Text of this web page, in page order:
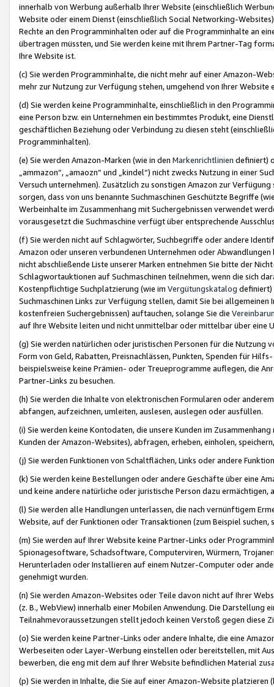
innerhalb von Werbung außerhalb Ihrer Website (einschließlich
Website oder einem Dienst (einschließlich Social Networking-
Rechte an den Programminhalten oder auf die Programminhalte an
übertragen müssten, und Sie werden keine mit Ihrem Partner-Tag
Ihre Website ist.
(c) Sie werden Programminhalte, die nicht mehr auf einer Amazon-
mehr zur Nutzung zur Verfügung stehen, umgehend von Ihrer
(d) Sie werden keine Programminhalte, einschließlich in den
eine Person bzw. ein Unternehmen ein bestimmtes Produkt, eine
geschäftlichen Beziehung oder Verbindung zu diesen steht
Programminhalten).
(e) Sie werden Amazon-Marken (wie in den Markenrichtlinien definiert)
„ammazon“, „amaozn“ und „kindel“) nicht zwecks Nutzung in einer
Versuch unternehmen). Zusätzlich zu sonstigen Amazon zur
sorgen, dass von uns benannte Suchmaschinen Geschützte Begriffe
Werbeinhalte im Zusammenhang mit Suchergebnissen verwendet
vorausgesetzt die Suchmaschine verfügt über entsprechende
(f) Sie werden nicht auf Schlagwörter, Suchbegriffe oder andere
Amazon oder unseren verbundenen Unternehmen oder
nicht abschließende Liste unserer Marken entnehmen Sie bitte der
Schlagwortauktionen auf Suchmaschinen teilnehmen, wenn die sich
Kostenpflichtige Suchplatzierung (wie im Vergütungskatalog definiert)
Suchmaschinen Links zur Verfügung stellen, damit Sie bei
kostenfreien Suchergebnissen) auftauchen, solange Sie die
auf Ihre Website leiten und nicht unmittelbar oder mittelbar über eine
(g) Sie werden natürlichen oder juristischen Personen für die Nutzung
Form von Geld, Rabatten, Preisnachlässen, Punkten, Spenden für
beispielsweise keine Prämien- oder Treueprogramme auflegen, die
Partner-Links zu besuchen.
(h) Sie werden die Inhalte von elektronischen Formularen oder
abfangen, aufzeichnen, umleiten, auslesen, auslegen oder ausfüllen.
(i) Sie werden keine Kontodaten, die unsere Kunden im
Kunden der Amazon-Websites), abfragen, erheben, einholen,
(j) Sie werden Funktionen von Schaltflächen, Links oder andere
(k) Sie werden keine Bestellungen oder andere Geschäfte über eine
und keine andere natürliche oder juristische Person dazu
(l) Sie werden alle Handlungen unterlassen, die nach vernünftigem
Website, auf der Funktionen oder Transaktionen (zum Beispiel
(m) Sie werden auf Ihrer Website keine Partner-Links oder
Spionagesoftware, Schadsoftware, Computerviren, Würmern,
Herunterladen oder Installieren auf einem Nutzer-Computer oder
genehmigt wurden.
(n) Sie werden Amazon-Websites oder Teile davon nicht auf Ihrer
(z. B., WebView) innerhalb einer Mobilen Anwendung. Die Darstellung
Teilnahmevoraussetzungen stellt jedoch keinen Verstoß gegen diese
(o) Sie werden keine Partner-Links oder andere Inhalte, die eine
Werbeseiten oder Layer-Werbung einstellen oder bereitstellen, mit
bewerben, die eng mit dem auf Ihrer Website befindlichen Material
(p) Sie werden in Inhalte, die Sie auf einer Amazon-Website